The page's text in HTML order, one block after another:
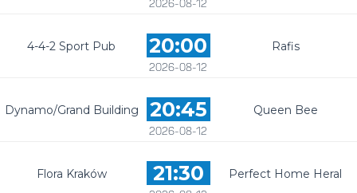
2026-08-12
4-4-2 Sport Pub 20:00
2026-08-12
Rafis
Dynamo/Grand Building 20:45
2026-08-12
Queen Bee
Flora Kraków 21:30 Perfect Home Heral